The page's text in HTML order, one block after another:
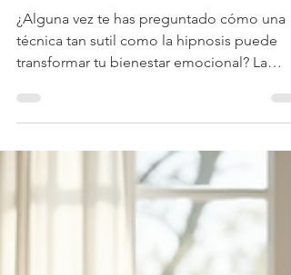
hipnosis ericksoniana
en terapia
¿Alguna vez te has preguntado cómo una
hipnosis ericksoniana es una herramienta
poderosa que puede ayudarte a superar
bloqueos, ansiedad, estrés y otros
malestares emocionales. En este artículo, te
contaré todo sobre sus beneficios y cómo
puede ser un aliado en tu proceso de